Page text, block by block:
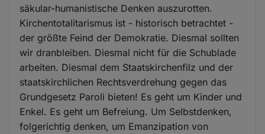
säkular-humanistische Denken auszurotten.
Kirchentotalitarismus ist - historisch betrachtet -
der größte Feind der Demokratie. Diesmal sollten
wir dranbleiben. Diesmal nicht für die Schublade
arbeiten. Diesmal dem Staatskirchenfilz und der
staatskirchlichen Rechtsverdrehung gegen das
Grundgesetz Paroli bieten! Es geht um Kinder und
Enkel. Es geht um Befreiung. Um Selbstdenken,
folgerichtig denken, um Emanzipation von